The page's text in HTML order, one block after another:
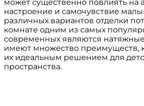
может существенно повлиять на
настроение и самочувствие
различных вариантов отделки
комнате одним из самых
современных являются
имеют множество преимуществ,
их идеальным решением для
пространства.